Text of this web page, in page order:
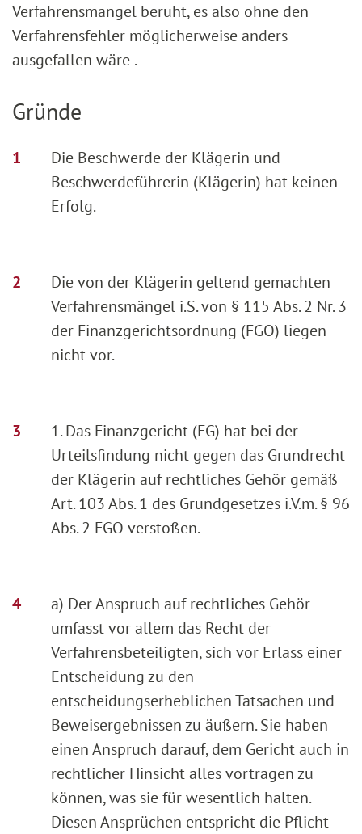
Verfahrensmangel beruht, es also ohne den
Verfahrensfehler möglicherweise anders
ausgefallen wäre .
Gründe
Die Beschwerde der Klägerin und
Beschwerdeführerin (Klägerin) hat keinen
Erfolg.
Die von der Klägerin geltend gemachten
Verfahrensmängel i.S. von § 115 Abs. 2 Nr. 3
der Finanzgerichtsordnung (FGO) liegen
nicht vor.
1. Das Finanzgericht (FG) hat bei der
Urteilsfindung nicht gegen das Grundrecht
der Klägerin auf rechtliches Gehör gemäß
Art. 103 Abs. 1 des Grundgesetzes i.V.m. § 96
Abs. 2 FGO verstoßen.
a) Der Anspruch auf rechtliches Gehör
umfasst vor allem das Recht der
Verfahrensbeteiligten, sich vor Erlass einer
Entscheidung zu den
entscheidungserheblichen Tatsachen und
Beweisergebnissen zu äußern. Sie haben
einen Anspruch darauf, dem Gericht auch in
rechtlicher Hinsicht alles vortragen zu
können, was sie für wesentlich halten.
Diesen Ansprüchen entspricht die Pflicht